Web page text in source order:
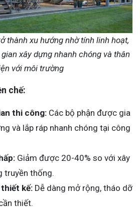
thành xu hướng nhờ tính linh hoạt,
xây dựng nhanh chóng và thân
với môi trường
chế:
thi công: Các bộ phận được gia
và lắp ráp nhanh chóng tại công
Giảm được 20-40% so với xây
truyền thống.
kế: Dễ dàng mở rộng, tháo dỡ
thiết.